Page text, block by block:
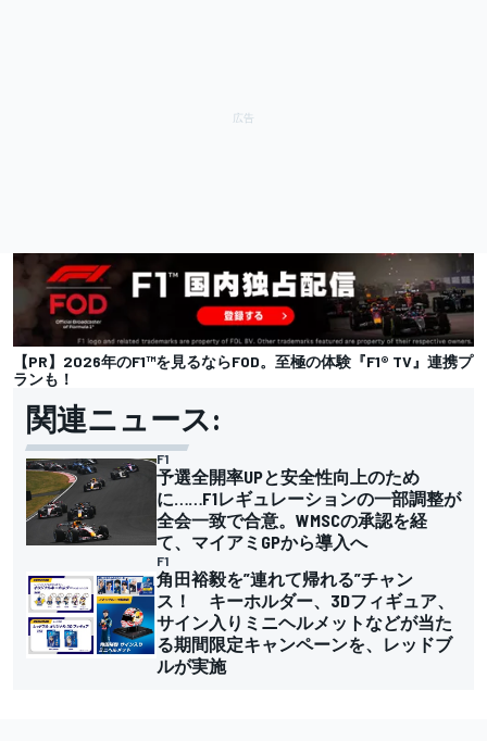
【PR】2026年のF1™を見るならFOD。至極の体験『F1® TV』連携プ
ランも！
関連ニュース:
F1
予選全開率UPと安全性向上のため
に……F1レギュレーションの一部調整が
全会一致で合意。WMSCの承認を経
て、マイアミGPから導入へ
F1
角田裕毅を”連れて帰れる”チャン
ス！ キーホルダー、3Dフィギュア、
サイン入りミニヘルメットなどが当た
る期間限定キャンペーンを、レッドブ
ルが実施